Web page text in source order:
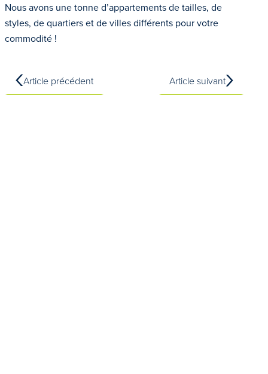
Nous avons une tonne d’appartements de tailles, de
styles, de quartiers et de villes différents pour votre
commodité !
Article précédent Article suivant